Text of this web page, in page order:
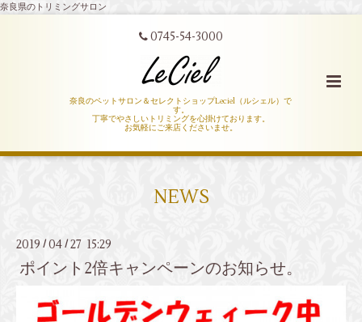
奈良県のトリミングサロン
0745-54-3000
奈良のペットサロン＆セレクトショップLeciel（ルシェル）で
す。
丁寧でやさしいトリミングを心掛けております。
お気軽にご来店くださいませ。
NEWS
2019 /04 /27 15:29
ポイント2倍キャンペーンのお知らせ。